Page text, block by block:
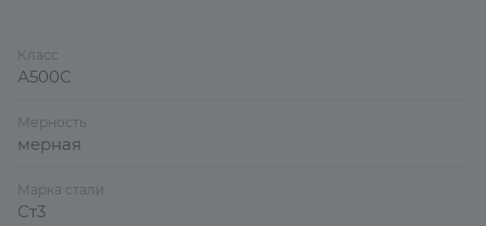
Класс
А500С
Мерность
мерная
Марка стали
Ст3